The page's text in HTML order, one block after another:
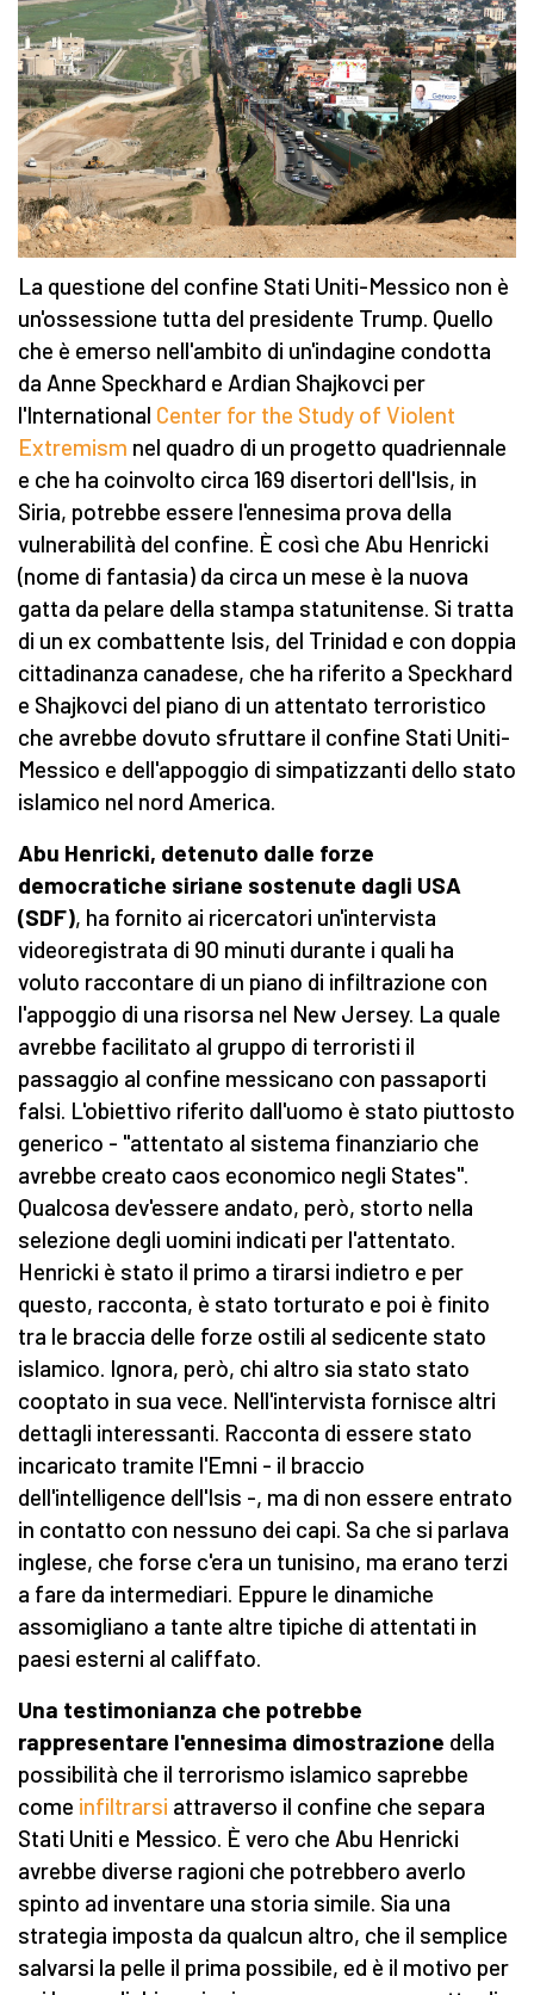
La questione del confine Stati Uniti-Messico non è
un'ossessione tutta del presidente Trump. Quello
che è emerso nell'ambito di un'indagine condotta
da Anne Speckhard e Ardian Shajkovci per
l'International Center for the Study of Violent
Extremism nel quadro di un progetto quadriennale
e che ha coinvolto circa 169 disertori dell'Isis, in
Siria, potrebbe essere l'ennesima prova della
vulnerabilità del confine. È così che Abu Henricki
(nome di fantasia) da circa un mese è la nuova
gatta da pelare della stampa statunitense. Si tratta
di un ex combattente Isis, del Trinidad e con doppia
cittadinanza canadese, che ha riferito a Speckhard
e Shajkovci del piano di un attentato terroristico
che avrebbe dovuto sfruttare il confine Stati Uniti-
Messico e dell'appoggio di simpatizzanti dello stato
islamico nel nord America.
Abu Henricki, detenuto dalle forze
democratiche siriane sostenute dagli USA
(SDF), ha fornito ai ricercatori un'intervista
videoregistrata di 90 minuti durante i quali ha
voluto raccontare di un piano di infiltrazione con
l'appoggio di una risorsa nel New Jersey. La quale
avrebbe facilitato al gruppo di terroristi il
passaggio al confine messicano con passaporti
falsi. L'obiettivo riferito dall'uomo è stato piuttosto
generico - "attentato al sistema finanziario che
avrebbe creato caos economico negli States".
Qualcosa dev'essere andato, però, storto nella
selezione degli uomini indicati per l'attentato.
Henricki è stato il primo a tirarsi indietro e per
questo, racconta, è stato torturato e poi è finito
tra le braccia delle forze ostili al sedicente stato
islamico. Ignora, però, chi altro sia stato stato
cooptato in sua vece. Nell'intervista fornisce altri
dettagli interessanti. Racconta di essere stato
incaricato tramite l'Emni - il braccio
dell'intelligence dell'Isis -, ma di non essere entrato
in contatto con nessuno dei capi. Sa che si parlava
inglese, che forse c'era un tunisino, ma erano terzi
a fare da intermediari. Eppure le dinamiche
assomigliano a tante altre tipiche di attentati in
paesi esterni al califfato.
Una testimonianza che potrebbe
rappresentare l'ennesima dimostrazione della
possibilità che il terrorismo islamico saprebbe
come infiltrarsi attraverso il confine che separa
Stati Uniti e Messico. È vero che Abu Henricki
avrebbe diverse ragioni che potrebbero averlo
spinto ad inventare una storia simile. Sia una
strategia imposta da qualcun altro, che il semplice
salvarsi la pelle il prima possibile, ed è il motivo per